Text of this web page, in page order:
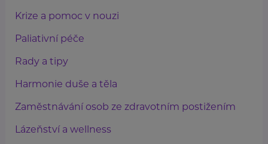
Krize a pomoc v nouzi
Paliativní péče
Rady a tipy
Harmonie duše a těla
Zaměstnávání osob ze zdravotním postižením
Lázeňství a wellness